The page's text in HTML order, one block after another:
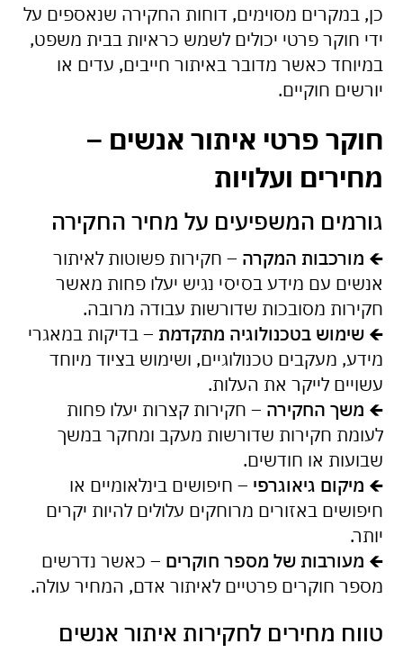
כן, במקרים מסוימים, דוחות החקירה שנאספים על
ידי חוקר פרטי יכולים לשמש כראיות בבית משפט,
במיוחד כאשר מדובר באיתור חייבים, עדים או
יורשים חוקיים.
חוקר פרטי איתור אנשים –
מחירים ועלויות
גורמים המשפיעים על מחיר החקירה
🡸 מורכבות המקרה – חקירות פשוטות לאיתור
אנשים עם מידע בסיסי נגיש יעלו פחות מאשר
חקירות מסובכות שדורשות עבודה מרובה.
🡸שימוש בטכנולוגיה מתקדמת – בדיקות במאגרי
מידע, מעקבים טכנולוגיים, ושימוש בציוד מיוחד
עשויים לייקר את העלות.
🡸 משך החקירה – חקירות קצרות יעלו פחות
לעומת חקירות שדורשות מעקב ומחקר במשך
שבועות או חודשים.
🡸 מיקום גיאוגרפי – חיפושים בינלאומיים או
חיפושים באזורים מרוחקים עלולים להיות יקרים
יותר.
🡸 מעורבות של מספר חוקרים – כאשר נדרשים
מספר חוקרים פרטיים לאיתור אדם, המחיר עולה.
טווח מחירים לחקירות איתור אנשים